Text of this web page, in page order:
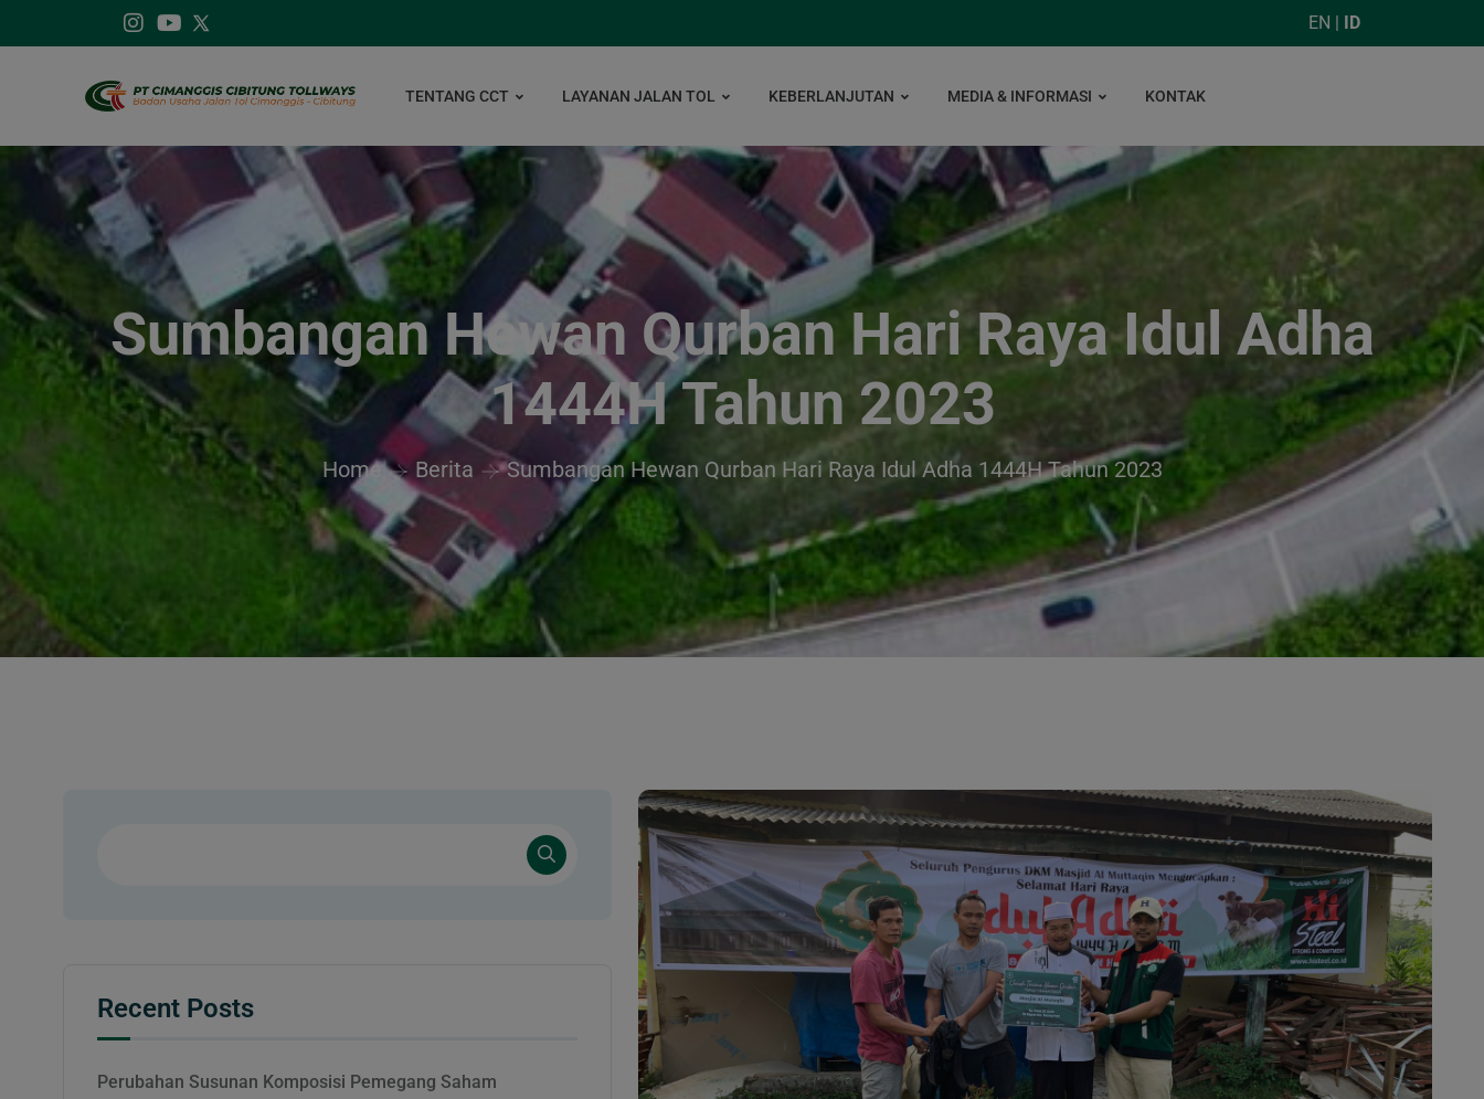
EN | ID
TENTANG CCT LAYANAN JALAN TOL KEBERLANJUTAN MEDIA & INFORMASI KONTAK
Sumbangan Hewan Qurban Hari Raya Idul Adha
1444H Tahun 2023
Home Berita Sumbangan Hewan Qurban Hari Raya Idul Adha 1444H Tahun 2023
Recent Posts
Perubahan Susunan Komposisi Pemegang Saham